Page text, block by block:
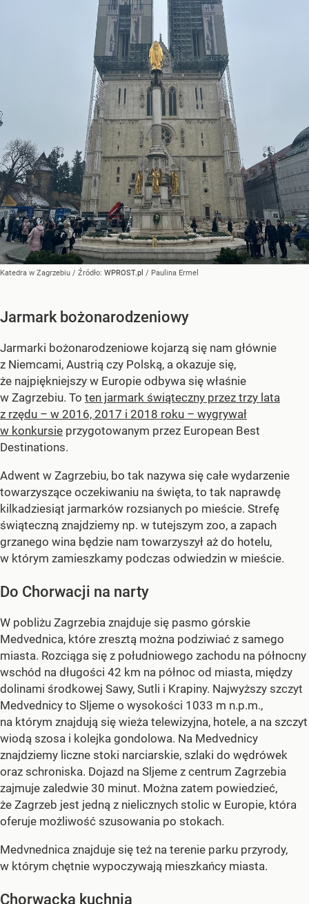
Katedra w Zagrzebiu / Źródło: WPROST.pl / Paulina Ermel
Jarmark bożonarodzeniowy
Jarmarki bożonarodzeniowe kojarzą się nam głównie
z Niemcami, Austrią czy Polską, a okazuje się,
że najpiękniejszy w Europie odbywa się właśnie
w Zagrzebiu. To ten jarmark świąteczny przez trzy lata
z rzędu – w 2016, 2017 i 2018 roku – wygrywał
w konkursie przygotowanym przez European Best
Destinations.
Adwent w Zagrzebiu, bo tak nazywa się całe wydarzenie
towarzyszące oczekiwaniu na święta, to tak naprawdę
kilkadziesiąt jarmarków rozsianych po mieście. Strefę
świąteczną znajdziemy np. w tutejszym zoo, a zapach
grzanego wina będzie nam towarzyszył aż do hotelu,
w którym zamieszkamy podczas odwiedzin w mieście.
Do Chorwacji na narty
W pobliżu Zagrzebia znajduje się pasmo górskie
Medvednica, które zresztą można podziwiać z samego
miasta. Rozciąga się z południowego zachodu na północny
wschód na długości 42 km na północ od miasta, między
dolinami środkowej Sawy, Sutli i Krapiny. Najwyższy szczyt
Medvednicy to Sljeme o wysokości 1033 m n.p.m.,
na którym znajdują się wieża telewizyjna, hotele, a na szczyt
wiodą szosa i kolejka gondolowa. Na Medvednicy
znajdziemy liczne stoki narciarskie, szlaki do wędrówek
oraz schroniska. Dojazd na Sljeme z centrum Zagrzebia
zajmuje zaledwie 30 minut. Można zatem powiedzieć,
że Zagrzeb jest jedną z nielicznych stolic w Europie, która
oferuje możliwość szusowania po stokach.
Medvnednica znajduje się też na terenie parku przyrody,
w którym chętnie wypoczywają mieszkańcy miasta.
Chorwacka kuchnia